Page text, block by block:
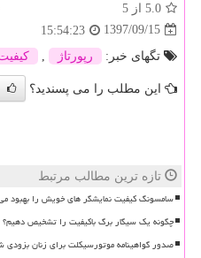
5.0 از 5
1397/09/15
15:54:23
تگهای خبر:
رپورتاژ ,
این مطلب را می پسندید؟
تازه ترین مطالب مرتبط
سامسونگ کیفیت نمایشگر های خویش را بهبود
چگونه یک سیگار برگ باکیفیت را تشخیص دهیم؟
صدور گواهینامه موتورسیکلت برای زنان